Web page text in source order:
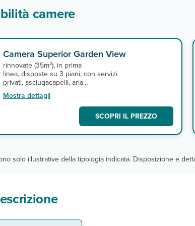
camere
Camera Superior Garden View
rinnovate (35m²), in prima
linea, disposte su 3 piani, con servizi
privati, asciugacapelli, aria
condizionata, telefono, TV satellitare
con alcuni canali italiani, minifrigo,
cassetta di sicurezza, connessione wi-
fi gratuita e balcone o veranda.
Mostra dettagli
SCOPRI IL PREZZO
solo illustrative della tipologia indicata. Disposizione e